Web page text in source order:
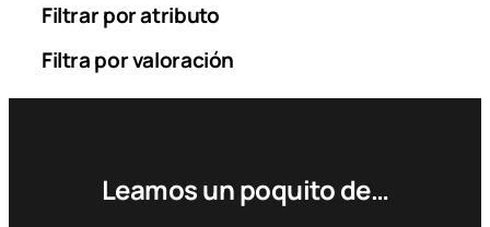
Filtrar por atributo
Filtra por valoración
Leamos un poquito de…